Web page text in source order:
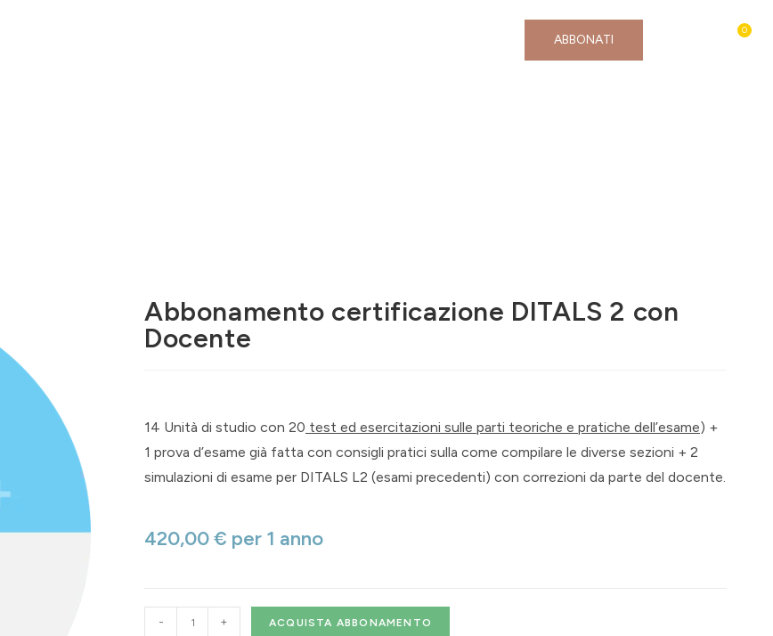
ABBONATI
0
Abbonamento certificazione DITALS 2 con
Docente
14 Unità di studio con 20 test ed esercitazioni sulle parti teoriche e pratiche dell’esame) +
1 prova d’esame già fatta con consigli pratici sulla come compilare le diverse sezioni + 2
simulazioni di esame per DITALS L2 (esami precedenti) con correzioni da parte del docente.
420,00€ per 1 anno
- + ACQUISTA ABBONAMENTO